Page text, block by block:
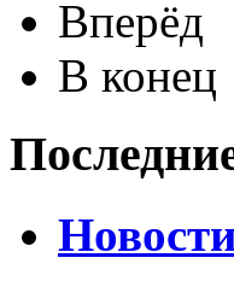
Вперёд
В конец